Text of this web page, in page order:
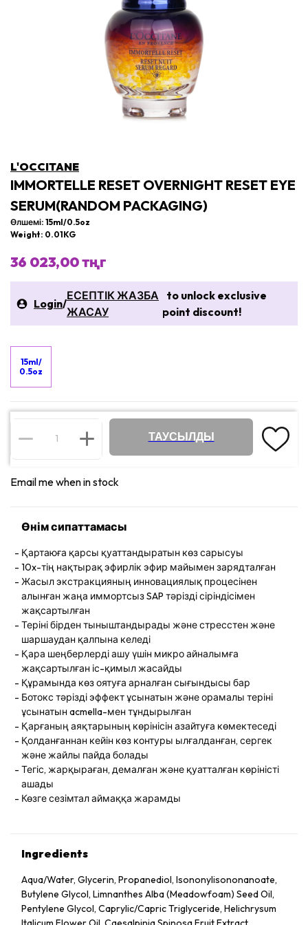
L'OCCITANE
IMMORTELLE RESET OVERNIGHT RESET EYE
SERUM(RANDOM PACKAGING)
Өлшемі: 15ml/0.5oz
Weight: 0.01KG
36 023,00 тңг
Login/
ЕСЕПТІК ЖАЗБА
ЖАСАУ
to unlock exclusive
point discount!
15ml/
0.5oz
ТАУСЫЛДЫ
Email me when in stock
Өнім сипаттамасы
Қартаюға қарсы қуаттандыратын көз сарысуы
10x-тің нақтырақ эфирлік эфир майымен зарядталған
Жасыл экстракцияның инновациялық процесінен
алынған жаңа иммортсыз SAP тәрізді сіріндісімен
жақсартылған
Теріні бірден тыныштандырады және стресстен және
шаршаудан қалпына келеді
Қара шеңберлерді ашу үшін микро айналымға
жақсартылған іс-қимыл жасайды
Құрамында көз оятуға арналған сығындысы бар
Ботокс тәрізді эффект ұсынатын және орамалы теріні
ұсынатын acmella-мен тұндырылған
Қарғаның аяқтарының көрінісін азайтуға көмектеседі
Қолданғаннан кейін көз контуры ылғалданған, сергек
және жайлы пайда болады
Тегіс, жарқыраған, демалған және қуатталған көріністі
ашады
Көзге сезімтал аймаққа жарамды
Ingredients
Aqua/Water, Glycerin, Propanediol, Isononylisononanoate,
Butylene Glycol, Limnanthes Alba (Meadowfoam) Seed Oil,
Pentylene Glycol, Caprylic/Capric Triglyceride, Helichrysum